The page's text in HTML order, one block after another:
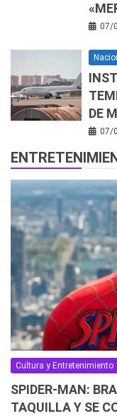
07/
DE
07/
Cultura y Entretenimiento
SPIDER-MAN:
TAQUILLA Y SE